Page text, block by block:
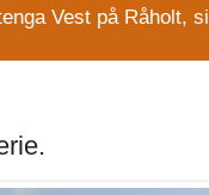
Vest på Råholt,